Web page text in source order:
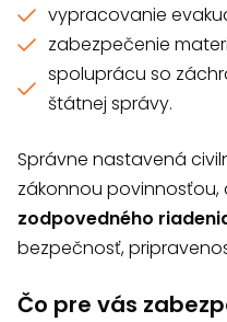
vypracovanie
zabezpečenie
spoluprácu so
štátnej správy.
Správne nastavená
zákonnou povinnosťou,
zodpovedného
bezpečnosť,
Čo pre vás